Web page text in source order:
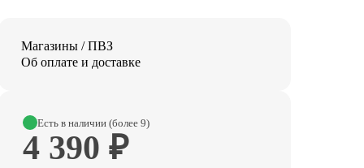
Магазины / ПВЗ
Об оплате и доставке
Есть в наличии (более 9)
4 390 ₽